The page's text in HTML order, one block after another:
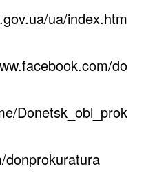
ua/index.htm
do
Donetsk_obl_prok
donprokuratura